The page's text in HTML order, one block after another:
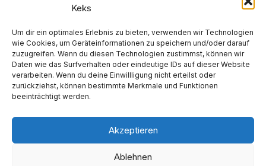
Keks
Um dir ein optimales Erlebnis zu bieten, verwenden wir Technologien
wie Cookies, um Geräteinformationen zu speichern und/oder darauf
zuzugreifen. Wenn du diesen Technologien zustimmst, können wir
Daten wie das Surfverhalten oder eindeutige IDs auf dieser Website
verarbeiten. Wenn du deine Einwillligung nicht erteilst oder
zurückziehst, können bestimmte Merkmale und Funktionen
beeinträchtigt werden.
Akzeptieren
Ablehnen
Marcel Glacki – Jörg Hilbig
Holger Muschal – Wilfried Krolik
Zudem muss die verlegte Partie zwischen Wilfried
und Jörg noch nachgespielt werden.